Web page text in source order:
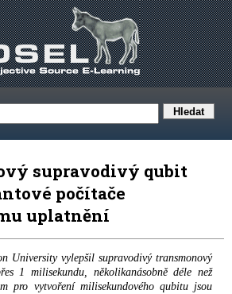
supravodivý qubit
počítače
uplatnění
University vylepšil supravodivý transmonový
1 milisekundu, několikanásobně déle než
pro vytvoření milisekundového qubitu jsou